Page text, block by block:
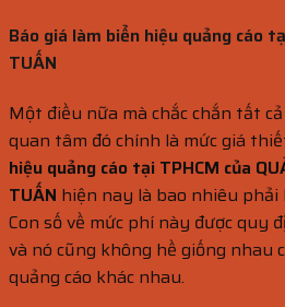
Báo giá làm biển hiệu quảng cáo
TUẤN
Một điều nữa mà chắc chắn tất
quan tâm đó chính là mức giá
hiệu quảng cáo tại TPHCM của
TUẤN hiện nay là bao nhiêu phải
Con số về mức phí này được quy
và nó cũng không hề giống nhau
quảng cáo khác nhau.